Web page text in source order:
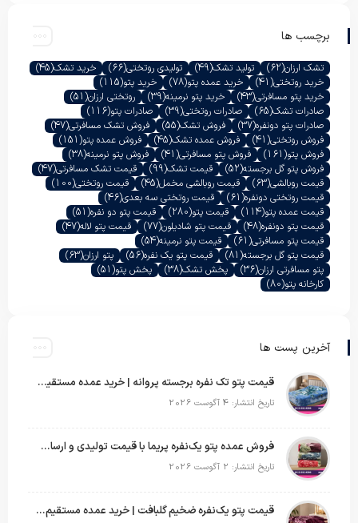
برچسب ها
تشک ارزان(62) تولید تشک(49) تولیدی روتختی(66) خرید تشک(45)
خرید روتختی(41) خرید عمده پتو(78) خرید پتو(115)
خرید پتو مسافرتی(43) خرید پتو نرمینه(39) روتختی ارزان(51)
صادرات تشک(65) صادرات روتختی(39) صادرات پتو(116)
صادرات پتو دونفره(37) فروش تشک(55) فروش تشک مسافرتی(47)
فروش روتختی(41) فروش عمده تشک(45) فروش عمده پتو(151)
فروش پتو(161) فروش پتو مسافرتی(41) فروش پتو نرمینه(38)
فروش پتو گل برجسته(52) قیمت تشک(99) قیمت تشک مسافرتی(47)
قیمت روبالشی(63) قیمت روبالشی مخمل(45) قیمت روتختی(100)
قیمت روتختی دونفره(61) قیمت روتختی سه بعدی(46)
قیمت عمده پتو(114) قیمت پتو(280) قیمت پتو دو نفره(51)
قیمت پتو دونفره(48) قیمت پتو شادیلون(77) قیمت پتو لاله(47)
قیمت پتو مسافرتی(61) قیمت پتو نرمینه(54)
قیمت پتو گل برجسته(81) قیمت پتو یک نفره(56) پتو ارزان(63)
پتو مسافرتی ارزان(36) پخش تشک(38) پخش پتو(51)
کارخانه پتو(80)
آخرین پست ها
قیمت پتو تک نفره برجسته پروانه | خرید عمده مستقیم با بهترین قیمت بازار
تاریخ انتشار: 4 آگوست 2026
فروش عمده پتو یک‌نفره پریما با قیمت تولیدی و ارسال به سراسر کشور
تاریخ انتشار: 2 آگوست 2026
قیمت پتو یک‌نفره ضخیم گلبافت | خرید عمده مستقیم با بهترین قیمت